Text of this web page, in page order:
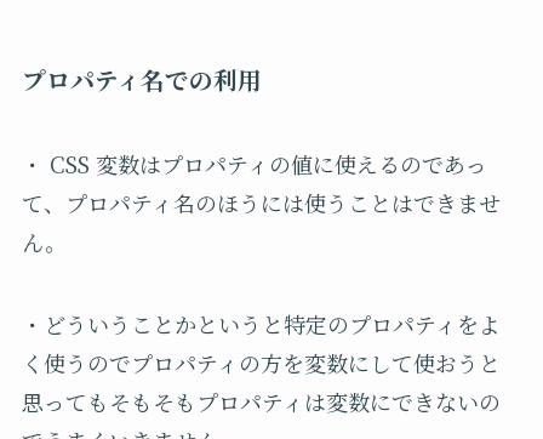
プロパティ名での利用
・ CSS 変数はプロパティの値に使えるのであっ
て、プロパティ名のほうには使うことはできませ
ん。
・どういうことかというと特定のプロパティをよ
く使うのでプロパティの方を変数にして使おうと
思ってもそもそもプロパティは変数にできないの